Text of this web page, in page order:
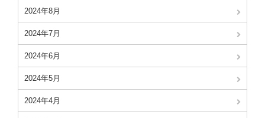
2024年8月
2024年7月
2024年6月
2024年5月
2024年4月